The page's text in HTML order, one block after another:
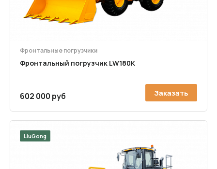
Фронтальные погрузчики
Фронтальный погрузчик LW180K
602 000 руб Заказать
LiuGong